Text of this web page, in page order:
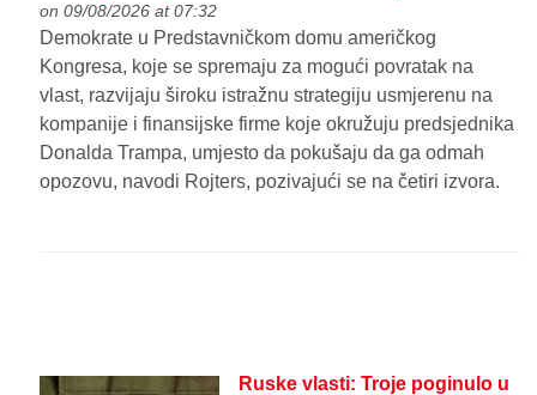
on 09/08/2026 at 07:32
Demokrate u Predstavničkom domu američkog
Kongresa, koje se spremaju za mogući povratak na
vlast, razvijaju široku istražnu strategiju usmjerenu na
kompanije i finansijske firme koje okružuju predsjednika
Donalda Trampa, umjesto da pokušaju da ga odmah
opozovu, navodi Rojters, pozivajući se na četiri izvora.
Ruske vlasti: Troje poginulo u